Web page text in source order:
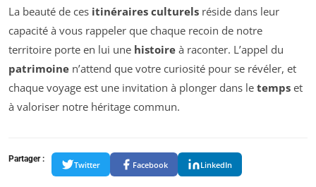
La beauté de ces itinéraires culturels réside dans leur
capacité à vous rappeler que chaque recoin de notre
territoire porte en lui une histoire à raconter. L’appel du
patrimoine n’attend que votre curiosité pour se révéler, et
chaque voyage est une invitation à plonger dans le temps et
à valoriser notre héritage commun.
Partager :
Twitter Facebook LinkedIn